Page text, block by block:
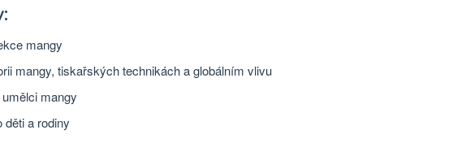
mangy
mangy, tiskařských technikách a globálním vlivu
mangy
děti a rodiny